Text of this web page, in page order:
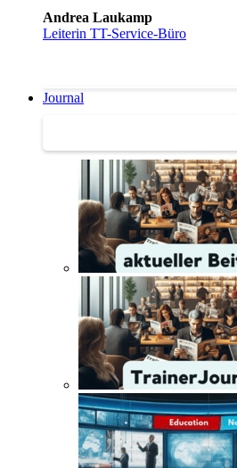
Andrea Laukamp
Leiterin TT-Service-Büro
Journal